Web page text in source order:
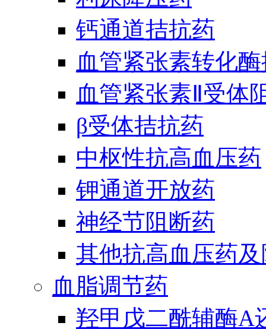
钙通道拮抗药
血管紧张素转化
血管紧张素Ⅱ受体
β受体拮抗药
中枢性抗高血压药
钾通道开放药
神经节阻断药
其他抗高血压药
血脂调节药
羟甲戊二酰辅酶A